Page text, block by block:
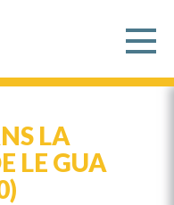
LA
LE GUA